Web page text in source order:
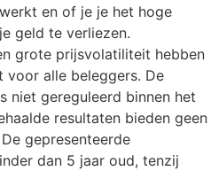
en of je je het hoge
geld te verliezen.
grote prijsvolatiliteit hebben
voor alle beleggers. De
niet gereguleerd binnen het
resultaten bieden geen
gepresenteerde
dan 5 jaar oud, tenzij